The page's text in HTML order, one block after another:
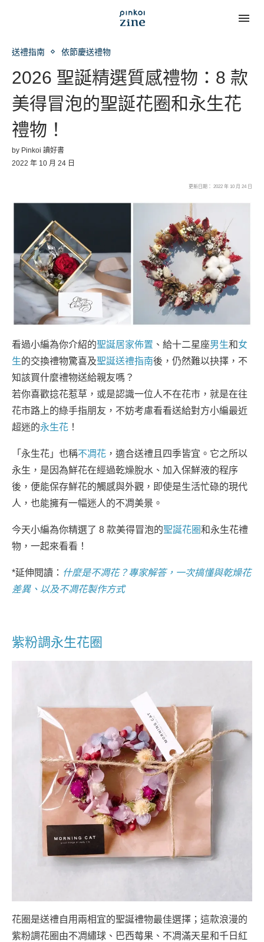
送禮指南 依節慶送禮物
2026 聖誕精選質感禮物：8 款
美得冒泡的聖誕花圈和永生花
禮物！
by Pinkoi 讀好書
2022 年 10 月 24 日
更新日期： 2022 年 10 月 24 日
看過小編為你介紹的聖誕居家佈置 、給十二星座男生和女
生的交換禮物驚喜及聖誕送禮指南後，仍然難以抉擇，不
知該買什麼禮物送給親友嗎？
若你喜歡捻花惹草，或是認識一位人不在花市，就是在往
花市路上的綠手指朋友，不妨考慮看看送給對方小編最近
超迷的永生花 ！
「永生花」也稱不凋花 ，適合送禮且四季皆宜。它之所以
永生，是因為鮮花在經過乾燥脫水、加入保鮮液的程序
後，便能保存鮮花的觸感與外觀，即使是生活忙碌的現代
人，也能擁有一幅迷人的不凋美景。
今天小編為你精選了 8 款美得冒泡的聖誕花圈和永生花禮
物，一起來看看！
*延伸閱讀： 什麼是不凋花？專家解答，一次搞懂與乾燥花
差異、以及不凋花製作方式
紫粉調永生花圈
花圈是送禮自用兩相宜的聖誕禮物最佳選擇；這款浪漫的
紫粉調花圈由不凋繡球、巴西莓果、不凋滿天星和千日紅